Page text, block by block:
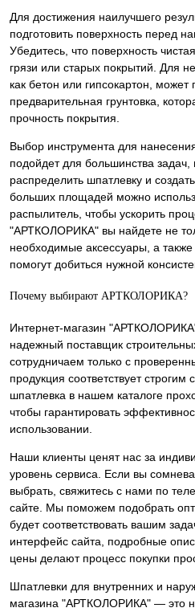
Для достижения наилучшего
подготовить поверхность перед
Убедитесь, что поверхность
грязи или старых покрытий. Для
как бетон или гипсокартон, может
предварительная грунтовка,
прочность покрытия.
Выбор инструмента для
подойдет для большинства
распределить шпатлевку и
больших площадей можно
распылитель, чтобы ускорить
"АРТКОЛОРИКА" вы найдете не
необходимые аксессуары, а
помогут добиться нужной
Почему выбирают АРТКОЛОРИКА?
Интернет-магазин
надежный поставщик
сотрудничаем только с
продукция соответствует
шпатлевка в нашем каталоге
чтобы гарантировать
использовании.
Наши клиенты ценят нас за
уровень сервиса. Если вы
выбрать, свяжитесь с нами по
сайте. Мы поможем подобрать
будет соответствовать вашим
интерфейс сайта, подробные
цены делают процесс покупки
Шпатлевки для внутренних и
магазина "АРТКОЛОРИКА" — это